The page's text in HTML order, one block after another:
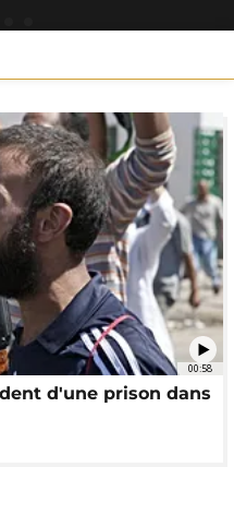
00:58
d'une prison dans